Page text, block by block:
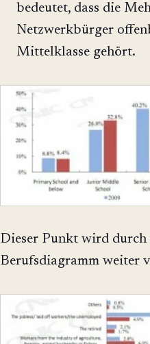
bedeutet, dass die
Netzwerkbürger
Mittelklasse gehört.
Dieser Punkt wird durch
Berufsdiagramm weiter